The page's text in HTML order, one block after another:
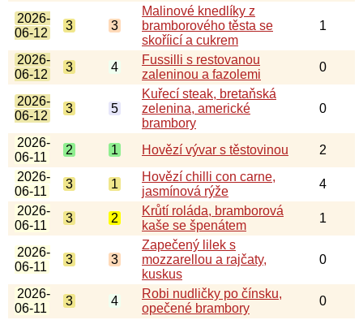
2026-
06-12
3 3
Malinové knedlíky z
bramborového těsta se
skoříicí a cukrem
1
2026-
06-12
3 4
Fussilli s restovanou
zaleninou a fazolemi
0
2026-
06-12
3 5
Kuřecí steak, bretaňská
zelenina, americké
brambory
0
2026-
06-11
2 1 Hovězí vývar s těstovinou
2
2026-
06-11
3 1
Hovězí chilli con carne,
jasmínová rýže
4
2026-
06-11
3 2
Krůtí roláda, bramborová
kaše se špenátem
1
2026-
06-11
3 3
Zapečený lilek s
mozzarellou a rajčaty,
kuskus
0
2026-
06-11
3 4
Robi nudličky po čínsku,
opečené brambory
0